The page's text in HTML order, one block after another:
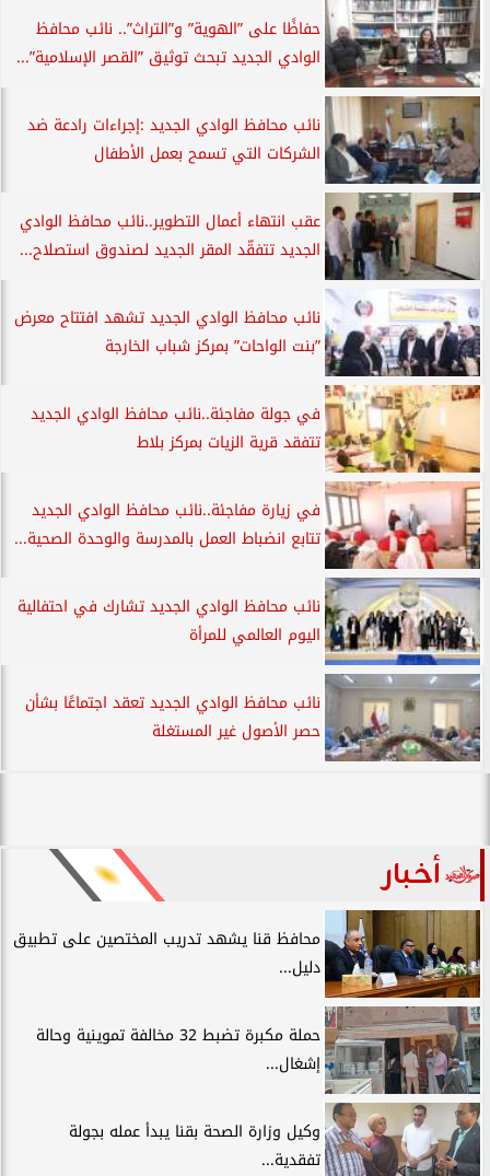
حفاظًا على ”الهوية” و”التراث”.. نائب محافظ
الوادي الجديد تبحث توثيق ”القصر الإسلامية”...
نائب محافظ الوادي الجديد :إجراءات رادعة ضد
الشركات التي تسمح بعمل الأطفال
عقب انتهاء أعمال التطوير..نائب محافظ الوادي
الجديد تتفقّد المقر الجديد لصندوق استصلاح...
نائب محافظ الوادي الجديد تشهد افتتاح معرض
”بنت الواحات” بمركز شباب الخارجة
في جولة مفاجئة..نائب محافظ الوادي الجديد
تتفقد قرية الزيات بمركز بلاط
في زيارة مفاجئة..نائب محافظ الوادي الجديد
تتابع انضباط العمل بالمدرسة والوحدة الصحية...
نائب محافظ الوادي الجديد تشارك في احتفالية
اليوم العالمي للمرأة
نائب محافظ الوادي الجديد تعقد اجتماعًا بشأن
حصر الأصول غير المستغلة
أخبار
محافظ قنا يشهد تدريب المختصين على تطبيق
دليل...
حملة مكبرة تضبط 32 مخالفة تموينية وحالة
إشغال...
وكيل وزارة الصحة بقنا يبدأ عمله بجولة
تفقدية...